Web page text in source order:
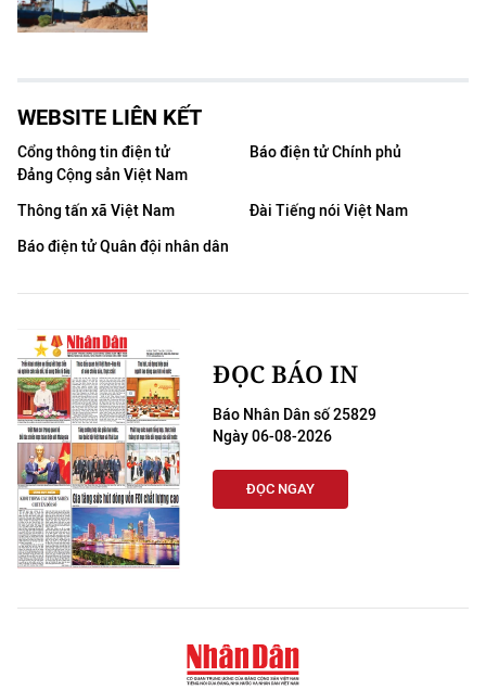
WEBSITE LIÊN KẾT
Cổng thông tin điện tử
Đảng Cộng sản Việt Nam
Báo điện tử Chính phủ
Thông tấn xã Việt Nam
Đài Tiếng nói Việt Nam
Báo điện tử Quân đội nhân dân
ĐỌC BÁO IN
Báo Nhân Dân số 25829
Ngày 06-08-2026
ĐỌC NGAY